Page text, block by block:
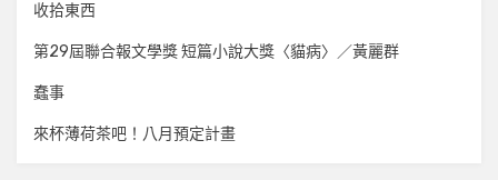
收拾東西
第29屆聯合報文學獎 短篇小說大獎〈貓病〉／黃麗群
蠢事
來杯薄荷茶吧！八月預定計畫